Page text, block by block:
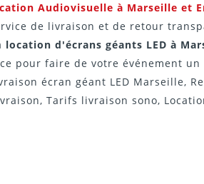
Audiovisuelle à Marseille et
de livraison et de retour
location d'écrans géants LED à
pour faire de votre événement un
écran géant LED Marseille,
Tarifs livraison sono,